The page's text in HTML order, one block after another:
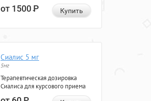
от 1500Р Купить
Сиалис 5 мг
5мг
Терапевтическая дозировка
Сиалиса для курсового приема